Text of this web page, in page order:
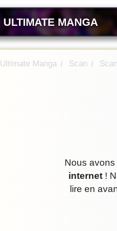
ULTIMATE MANGA
Ultimate Manga / Scan /
Nous
internet!
lire en